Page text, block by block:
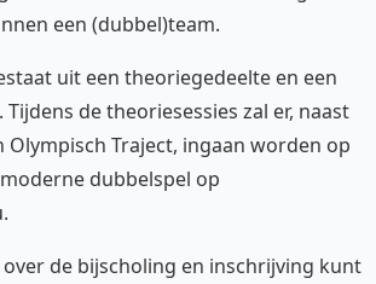
een (dubbel)team.
uit een theoriegedeelte en een
de theoriesessies zal er, naast
Olympisch Traject, ingaan worden op
dubbelspel op
de bijscholing en inschrijving kunt